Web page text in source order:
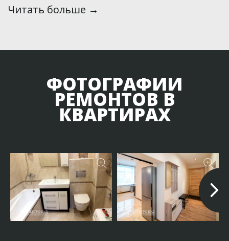
Читать больше →
ФОТОГРАФИИ
РЕМОНТОВ В
КВАРТИРАХ